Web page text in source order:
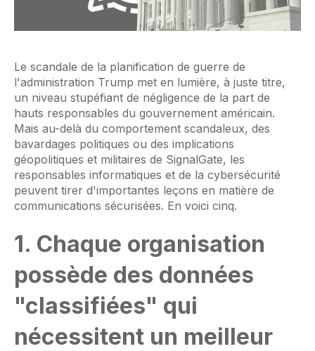
Le scandale de la planification de guerre de
l'administration Trump met en lumière, à juste titre,
un niveau stupéfiant de négligence de la part de
hauts responsables du gouvernement américain.
Mais au-delà du comportement scandaleux, des
bavardages politiques ou des implications
géopolitiques et militaires de SignalGate, les
responsables informatiques et de la cybersécurité
peuvent tirer d'importantes leçons en matière de
communications sécurisées. En voici cinq.
1. Chaque organisation
possède des données
"classifiées" qui
nécessitent un meilleur